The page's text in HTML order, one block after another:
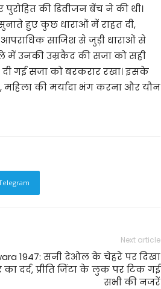
की डिवीजन बेंच ने की थी।
हुए कुछ धाराओं में राहत दी,
साजिश से जुड़ी धाराओं से
में उनकी उम्रकैद की सजा को सही
दी गई सजा को बरकरार रखा। इसके
की मर्यादा भंग करना और यौन
Next article
1947: सनी देओल के चेहरे पर दिखा
का दर्द, प्रीति जिंटा के लुक पर टिक गई
सभी की नजरें